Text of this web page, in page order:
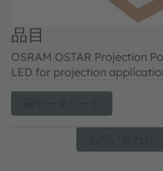
品目
OSRAM OSTAR Projection
LED for projection